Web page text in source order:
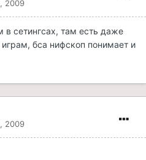
2009
в сетингсах, там есть даже
играм, бса нифскоп понимает и
2009